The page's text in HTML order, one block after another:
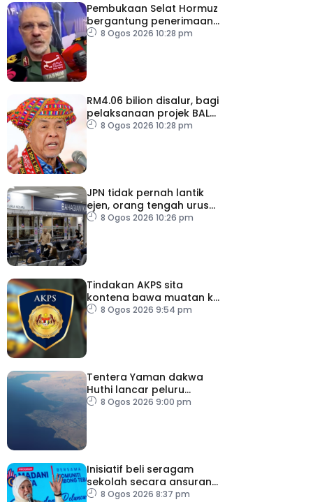
Pembukaan Selat Hormuz
bergantung penerimaan
AS – IRGC
8 Ogos 2026 10:28 pm
RM4.06 bilion disalur, bagi
pelaksanaan projek BALB
di Sabah
8 Ogos 2026 10:28 pm
JPN tidak pernah lantik
ejen, orang tengah urus
dokumentasi
8 Ogos 2026 10:26 pm
Tindakan AKPS sita
kontena bawa muatan ke
Israel bukti ketegasan
8 Ogos 2026 9:54 pm
Tentera Yaman dakwa
Huthi lancar peluru
berpandu ke arah Laut
8 Ogos 2026 9:00 pm
Inisiatif beli seragam
sekolah secara ansuran
ringankan beban ibu
8 Ogos 2026 8:37 pm